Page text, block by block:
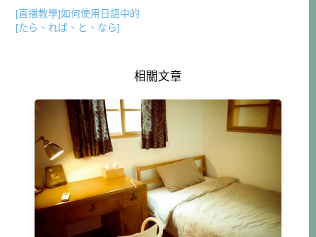
[直播教學]如何使用日語中的
[たら、れば、と、なら]
相關文章